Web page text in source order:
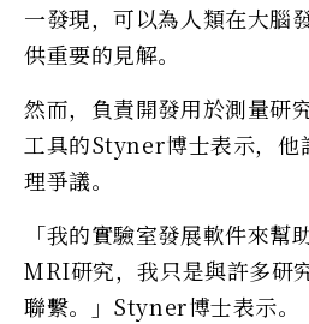
一發現，可以為人類在大腦
供重要的見解。
然而，負責開發用於測量研
工具的Styner博士表示，他
理爭議。
「我的實驗室發展軟件來幫
MRI研究，我只是與許多研
聯繫。」Styner博士表示。